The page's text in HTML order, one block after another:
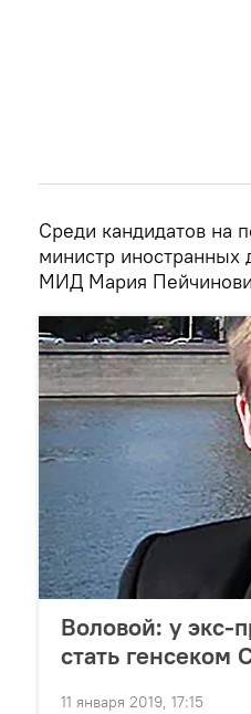
Среди кандидатов на
министр иностранных
МИД Мария
Воловой: у экс-
стать генсеком
11 января 2019, 17:15